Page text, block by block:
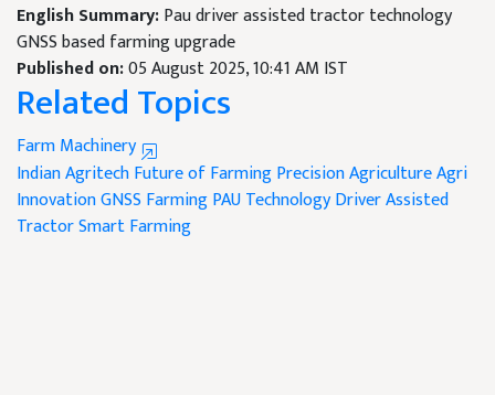
English Summary:Pau driver assisted tractor technology
GNSS based farming upgrade
Published on:05 August 2025, 10:41 AM IST
Related Topics
Farm Machinery
Indian AgritechFuture of FarmingPrecision AgricultureAgri
InnovationGNSS FarmingPAU TechnologyDriver Assisted
TractorSmart Farming